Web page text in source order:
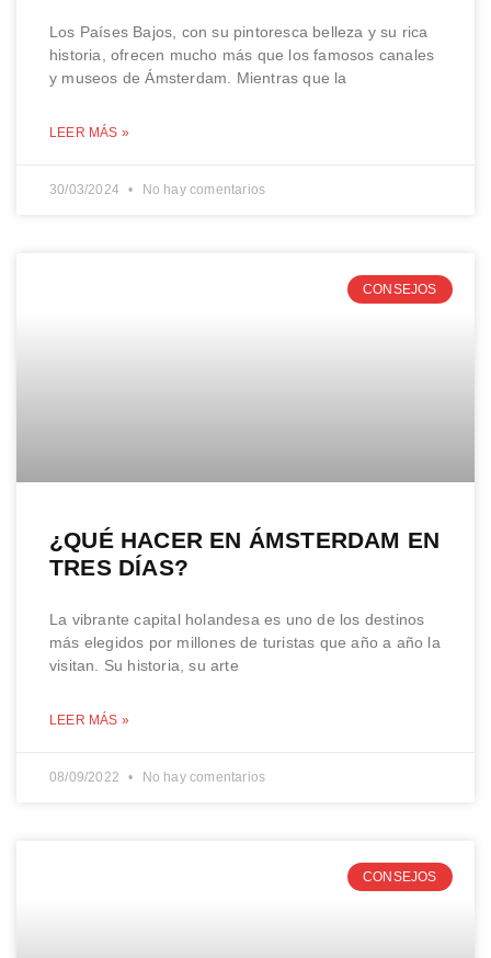
Los Países Bajos, con su pintoresca belleza y su rica
historia, ofrecen mucho más que los famosos canales
y museos de Ámsterdam. Mientras que la
LEER MÁS »
30/03/2024 No hay comentarios
CONSEJOS
¿QUÉ HACER EN ÁMSTERDAM EN
TRES DÍAS?
La vibrante capital holandesa es uno de los destinos
más elegidos por millones de turistas que año a año la
visitan. Su historia, su arte
LEER MÁS »
08/09/2022 No hay comentarios
CONSEJOS